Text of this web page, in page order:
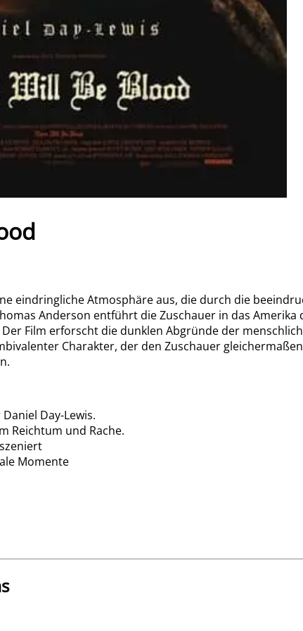
eindringliche Atmosphäre aus, die durch die
Anderson entführt die Zuschauer in das
Film erforscht die dunklen Abgründe der
Charakter, der den Zuschauer
Day-Lewis.
Reichtum und Rache.
Momente